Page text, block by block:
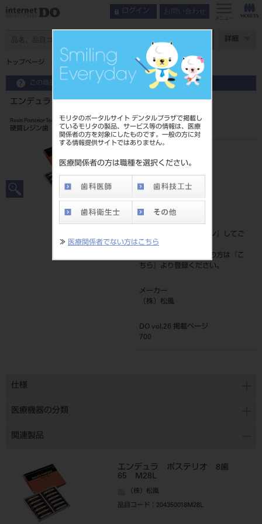
モリタのポータルサイト デンタルプラザで掲載し
ているモリタの製品、サービス等の情報は、医療
関係者の方を対象にしたものです。一般の方に対
する情報提供サイトではありません。
医療関係者の方は職種を選択ください。
≫ 医療関係者でない方はこちら
ログイン お問い合わせ
メニュー
詳細
トップページ エンデュラ ポステリオ 8歯 A2 S28L
この商品に関するお問い合わせ
エンデュラ ポステリオ 8歯 A2 S28L
Resin Posterior Teeth
硬質レジン歯
204350060S28L
JAN/EANコード
標準価格
ログイン
』してご
覧ください。
ネット会員登録がまだの方は『
こ
ちら
』より登録ください。
メーカー
（株）松風
DO vol.26 掲載ページ
700
仕様
医療機器の分類
関連製品
エンデュラ ポステリオ 8歯
65 M28L
（株）松風
品目コード ：204350018M28L